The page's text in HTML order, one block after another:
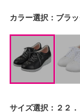
カラー選択： ブラッ
サイズ選択： ２２